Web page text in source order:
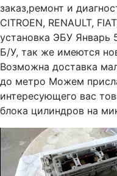
заказ,ремонт и
CITROEN, RENAULT,
установка ЭБУ Январь
Б/У, так же имеются
Возможна доставка
до метро Можем
интересующего вас
блока цилиндров на